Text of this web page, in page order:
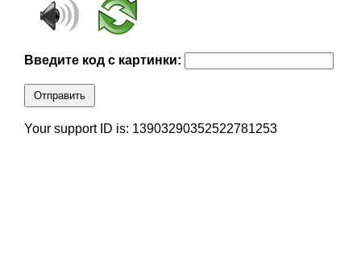
Введите код с картинки:
Отправить
Your support ID is: 13903290352522781253